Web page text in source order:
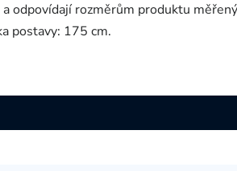
odpovídají rozměrům produktu
postavy: 175 cm.